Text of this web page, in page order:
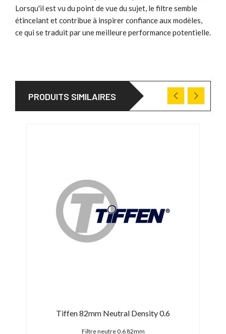
Lorsqu'il est vu du point de vue du sujet, le filtre semble
étincelant et contribue à inspirer confiance aux modèles,
ce qui se traduit par une meilleure performance potentielle.
PRODUITS SIMILAIRES
Tiffen 82mm Neutral Density 0.6
Filtre neutre 0.6 82mm